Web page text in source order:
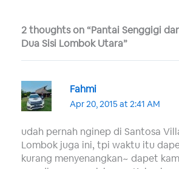
2 thoughts on “Pantai Senggigi
Dua Sisi Lombok Utara”
Fahmi
Apr 20, 2015 at 2:41 AM
udah pernah nginep di Santosa
Lombok juga ini, tpi waktu itu
kurang menyenangkan~ dapet